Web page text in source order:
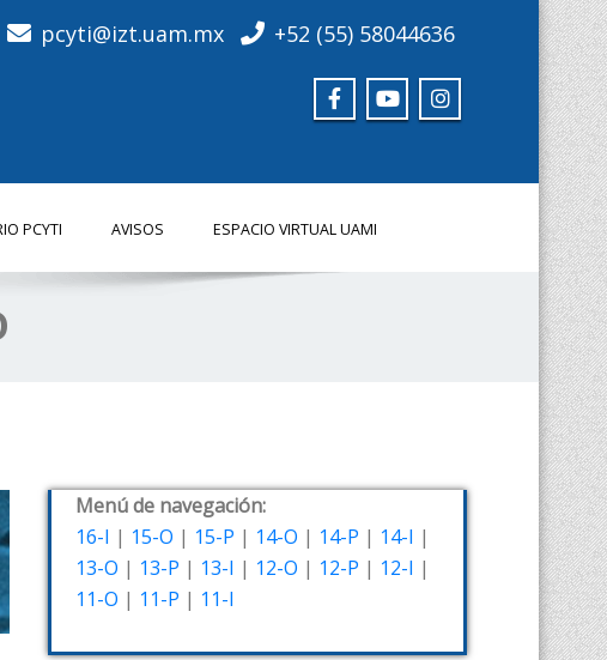
pcyti@izt.uam.mx +52 (55) 58044636
PCYTI AVISOS ESPACIO VIRTUAL UAMI
Menú de navegación:
16-I | 15-O | 15-P | 14-O | 14-P | 14-I |
13-O | 13-P | 13-I | 12-O | 12-P | 12-I |
11-O | 11-P | 11-I